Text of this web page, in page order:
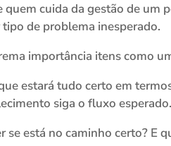
quem cuida da gestão de um
de problema inesperado.
importância itens como
estará tudo certo em
siga o fluxo esperado.
se está no caminho certo? E